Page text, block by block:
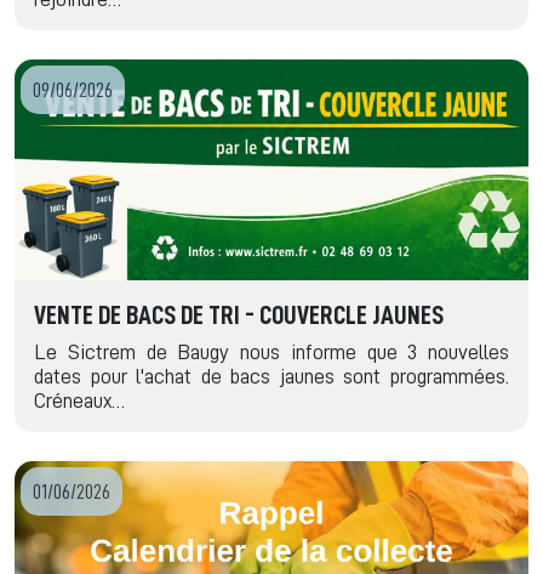
09/06/2026
VENTE DE BACS DE TRI - COUVERCLE JAUNES
Le Sictrem de Baugy nous informe que 3 nouvelles
dates pour l'achat de bacs jaunes sont programmées.
Créneaux…
01/06/2026